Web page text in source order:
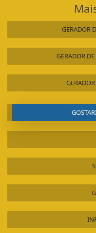
GERADOR
GERADOR